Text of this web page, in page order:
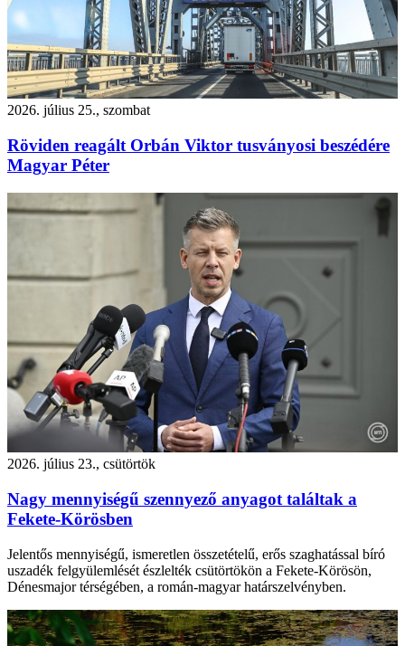
2026. július 25., szombat
Röviden reagált Orbán Viktor tusványosi beszédére
Magyar Péter
2026. július 23., csütörtök
Nagy mennyiségű szennyező anyagot találtak a
Fekete-Körösben
Jelentős mennyiségű, ismeretlen összetételű, erős szaghatással bíró
uszadék felgyülemlését észlelték csütörtökön a Fekete-Körösön,
Dénesmajor térségében, a román-magyar határszelvényben.